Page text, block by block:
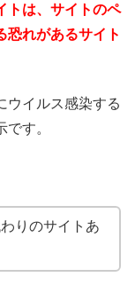
トは、サイトのペ
恐れがあるサイト
ウイルス感染する
す。
りのサイトあ